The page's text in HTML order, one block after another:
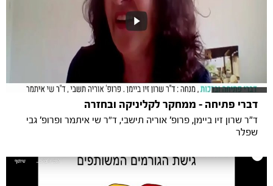
דברי פתיחה - ממחקר לקליניקה ובחזרה
ד"ר שרון זיו ביימן, פרופ' אוריה תישבי, ד״ר שי איתמר ופרופ' גבי
שפלר